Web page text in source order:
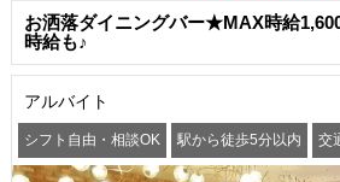
お洒落ダイニングバー★MAX時給
時給も♪
アルバイト
シフト自由・相談OK 駅から徒歩5分以内 交